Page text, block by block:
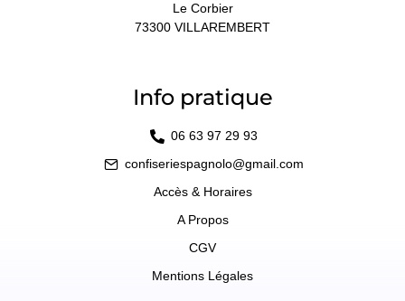
Le Corbier
73300 VILLAREMBERT
Info pratique
06 63 97 29 93
confiseriespagnolo@gmail.com
Accès & Horaires
A Propos
CGV
Mentions Légales